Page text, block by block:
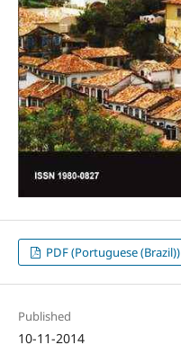
PDF (Portuguese (Brazil))
Published
10-11-2014